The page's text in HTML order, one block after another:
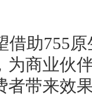
借助755
为商业伙
者带来效